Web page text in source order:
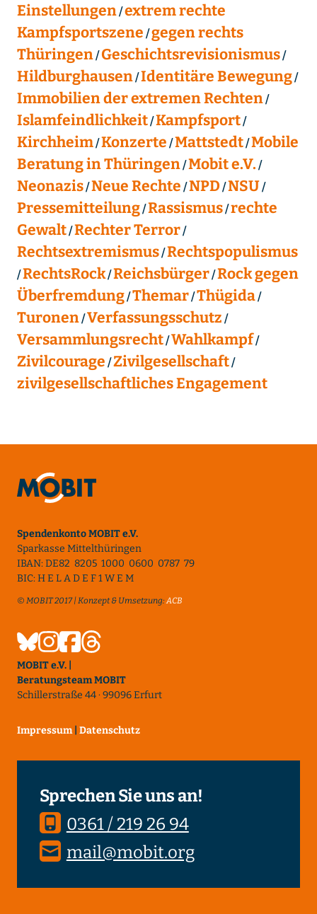
Einstellungen extrem rechte
Kampfsportszene gegen rechts
Thüringen Geschichtsrevisionismus
Hildburghausen Identitäre Bewegung
Immobilien der extremen Rechten
Islamfeindlichkeit Kampfsport
Kirchheim Konzerte Mattstedt Mobile
Beratung in Thüringen Mobit e.V.
Neonazis Neue Rechte NPD NSU
Pressemitteilung Rassismus rechte
Gewalt Rechter Terror
Rechtsextremismus Rechtspopulismus
RechtsRock Reichsbürger Rock gegen
Überfremdung Themar Thügida
Turonen Verfassungsschutz
Versammlungsrecht Wahlkampf
Zivilcourage Zivilgesellschaft
zivilgesellschaftliches Engagement
Spendenkonto MOBIT e.V.
Sparkasse Mittelthüringen
IBAN: DE82 8205 1000 0600 0787 79
BIC: H E L A D E F 1 W E M
© MOBIT 2017 | Konzept & Umsetzung:ACB
MOBIT e.V. |
Beratungsteam MOBIT
Schillerstraße 44 · 99096 Erfurt
Impressum Datenschutz
Sprechen Sie uns an!
0361 / 219 26 94
mail@mobit.org